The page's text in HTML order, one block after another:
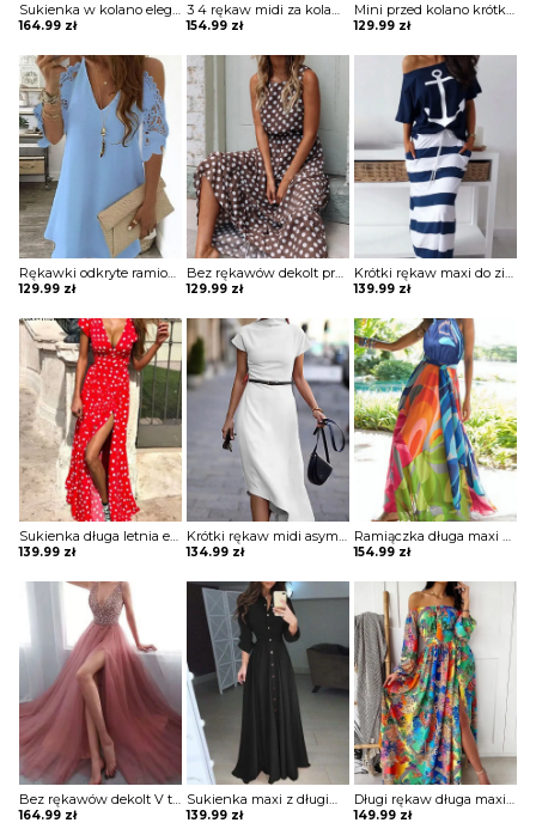
Sukienka w kolano elegancka z kokardą w pasie wysoka talia delikatnie falowana rękawy opuszczone na ramiona Mirzeta
164.99 zł
3 4 rękaw midi za kolano dekolt prosty wzór kwiaty koronka wesele impreza sylwester sukienka Miens
154.99 zł
Mini przed kolano krótka dekolt V jednolita krótki rękaw luźna prosta lato elegancka sukienka Thorun
129.99 zł
Rękawki odkryte ramiona mini przed kolano krótka falbany koronka impreza sukienka Hiie
129.99 zł
Bez rękawów dekolt prosty długa maxi do ziemi pas ściągacz wzór groszki grochy plisy luźna na co dzień suknia sukienka Emberlynn
129.99 zł
Krótki rękaw maxi do ziemi dekolt łódka styl marynarski paski wiązanie casual na co dzień lato dresowa sukienka Jennica
139.99 zł
Sukienka długa letnia elegancka grochy retro zwiewna maxi dekolt mały V cięcie z boku na nodze grochy kropki Jonilda
139.99 zł
Krótki rękaw midi asymetryczna za kolano elegancka do pracy sylwester wesele sukienka Ligiana
134.99 zł
Ramiączka długa maxi do ziemi wzór geometryczny neon dekolt prosty wiązanie na plażę na lato luźna suknia sukienka Hally
154.99 zł
Bez rękawów dekolt V talia pasek jednolita cekiny długa maxi do ziemi rozcięcie wieczorowa klosz impreza suknia sukienka Srecka
164.99 zł
Sukienka maxi z długim rękawem i guzikami Filadelfia
139.99 zł
Długi rękaw długa maxi do ziemi lejąca dekolt łódka odkryte ramiona marszczenia rozcięcie noga etniczny wzór wieczorowa suknia sukienka Wilmette
149.99 zł